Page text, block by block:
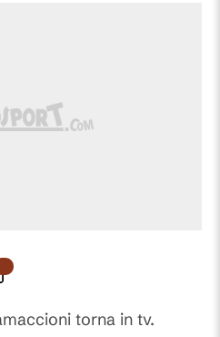
torna in tv.